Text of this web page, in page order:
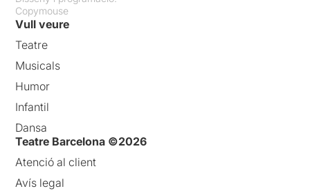
Copymouse
Vull veure
Teatre
Musicals
Humor
Infantil
Dansa
Teatre Barcelona ©2026
Atenció al client
Avís legal